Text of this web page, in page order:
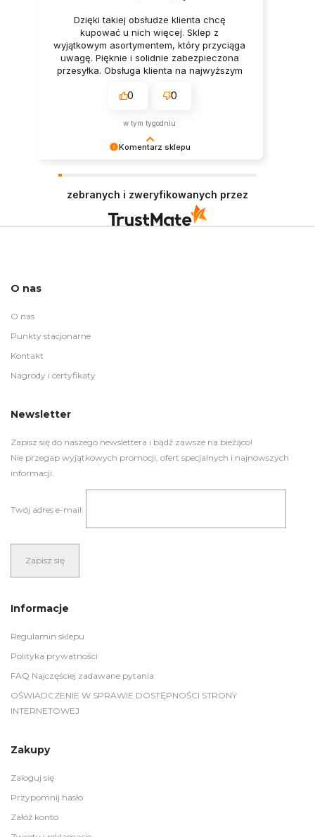
Komentarz sklepu
oczekiwaniom.
Dzięki takiej obsłudze klienta chcę
kupować u nich więcej. Sklep z
wyjątkowym asortymentem, który przyciąga
uwagę. Pięknie i solidnie zabezpieczona
przesyłka. Obsługa klienta na najwyższym
proces zamówienia przebiegł szybko i
sklep.
0 0
w tym tygodniu
zebranych i zweryfikowanych przez
O nas
O nas
Punkty stacjonarne
Kontakt
Nagrody i certyfikaty
Newsletter
Zapisz się do naszego newslettera i bądź zawsze na bieżąco!
Nie przegap wyjątkowych promocji, ofert specjalnych i najnowszych
informacji.
Twój adres e-mail:
Informacje
Regulamin sklepu
Polityka prywatności
FAQ Najczęściej zadawane pytania
OŚWIADCZENIE W SPRAWIE DOSTĘPNOŚCI STRONY
INTERNETOWEJ
Zakupy
Zaloguj się
Przypomnij hasło
Załóż konto